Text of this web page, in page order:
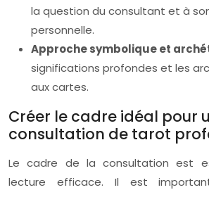
la question du consultant et à
personnelle.
Approche symbolique et
significations profondes et les
aux cartes.
Créer le cadre idéal pour
consultation de tarot
Le cadre de la consultation est
lecture efficace. Il est